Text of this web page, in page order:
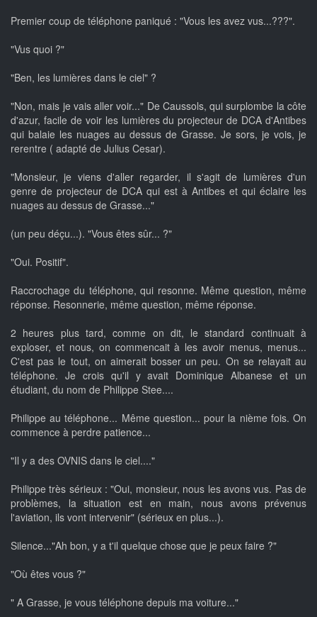
Premier coup de téléphone paniqué : "Vous les avez vus...???".
"Vus quoi ?"
"Ben, les lumières dans le ciel" ?
"Non, mais je vais aller voir..." De Caussols, qui surplombe la côte
d'azur, facile de voir les lumières du projecteur de DCA d'Antibes
qui balaie les nuages au dessus de Grasse. Je sors, je vois, je
rerentre ( adapté de Julius Cesar).
"Monsieur, je viens d'aller regarder, il s'agit de lumières d'un
genre de projecteur de DCA qui est à Antibes et qui éclaire les
nuages au dessus de Grasse..."
(un peu déçu...). "Vous êtes sûr... ?"
"Oui. Positif".
Raccrochage du téléphone, qui resonne. Même question, même
réponse. Resonnerie, même question, même réponse.
2 heures plus tard, comme on dit, le standard continuait à
exploser, et nous, on commencait à les avoir menus, menus...
C'est pas le tout, on aimerait bosser un peu. On se relayait au
téléphone. Je crois qu'il y avait Dominique Albanese et un
étudiant, du nom de Philippe Stee....
Philippe au téléphone... Même question... pour la nième fois. On
commence à perdre patience...
"Il y a des OVNIS dans le ciel...."
Philippe très sérieux : "Oui, monsieur, nous les avons vus. Pas de
problèmes, la situation est en main, nous avons prévenus
l'aviation, ils vont intervenir" (sérieux en plus...).
Silence..."Ah bon, y a t'il quelque chose que je peux faire ?"
"Où êtes vous ?"
" A Grasse, je vous téléphone depuis ma voiture..."